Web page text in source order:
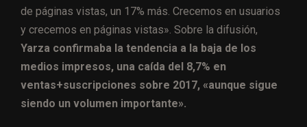
de páginas vistas, un 17% más. Crecemos en usuarios
y crecemos en páginas vistas». Sobre la difusión,
Yarza confirmaba la tendencia a la baja de los
medios impresos, una caída del 8,7% en
ventas+suscripciones sobre 2017, «aunque sigue
siendo un volumen importante».